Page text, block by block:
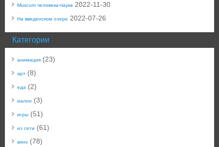
Muscum человека-паука 2022-11-30
На введенском озере 2022-07-26
Категории
анимация (23)
арт (8)
еда (2)
иалон (3)
игры (51)
из сети (61)
кино (78)